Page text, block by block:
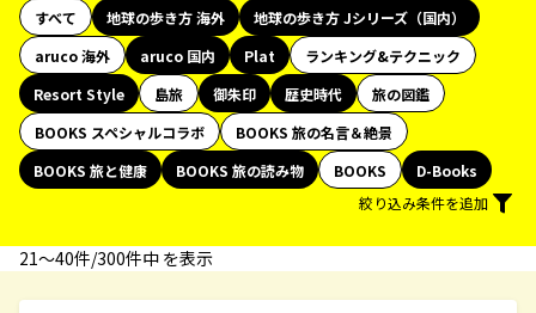
すべて 地球の歩き方 海外
地球の歩き方 Jシリーズ（国内）
aruco 海外
aruco 国内 Plat
ランキング&テクニック
Resort Style
島旅 御朱印 歴史時代
旅の図鑑
BOOKS スペシャルコラボ
BOOKS 旅の名言＆絶景
BOOKS 旅と健康
BOOKS 旅の読み物 BOOKS
D-Books
絞り込み条件を追加
21〜40件/300件中 を表示